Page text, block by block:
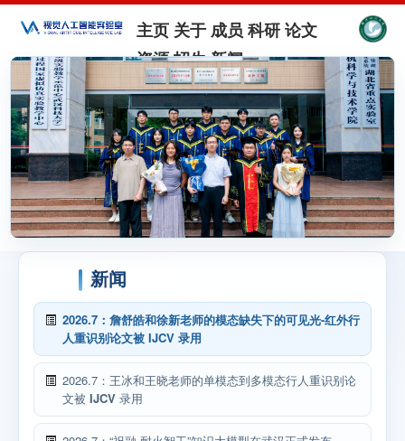
主页 关于 成员 科研 论文
资源 招生 新闻
新闻
2026.7：詹舒皓和徐新老师的模态缺失下的可见光-红外行
人重识别论文被 IJCV 录用
2026.7：王冰和王晓老师的单模态到多模态行人重识别论
文被 IJCV 录用